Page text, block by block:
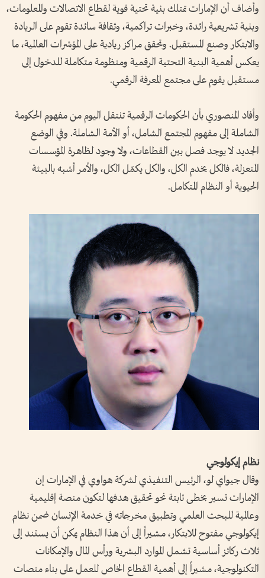
وأضاف أن الإمارات تمتلك بنية تحتية قوية لقطاع الاتصالات والمعلومات،
وبنية تشريعية رائدة، وخبرات تراكمية، وثقافة سائدة تقوم على الريادة
والابتكار وصنع المستقبل. وتحقق مراكز ريادية على المؤشرات العالمية، ما
يعكس أهمية البنية التحتية الرقمية ومنظومة متكاملة للدخول إلى
مستقبل يقوم على مجتمع المعرفة الرقمي.
وأفاد المنصوري بأن الحكومات الرقمية تنتقل اليوم من مفهوم الحكومة
الشاملة إلى مفهوم المجتمع الشامل، أو الأمة الشاملة. وفي الوضع
الجديد لا يوجد فصل بين القطاعات، ولا وجود لظاهرة المؤسسات
المنعزلة، فالكل يخدم الكل، والكل يكمّل الكل، والأمر أشبه بالبيئة
الحيوية أو النظام المتكامل.
نظام إيكولوجي
وقال جيواي لو، الرئيس التنفيذي لشركة هواوي في الإمارات إن
الإمارات تسير بخطى ثابتة نحو تحقيق هدفها لتكون منصة إقليمية
وعالمية للبحث العلمي وتطبيق مخرجاته في خدمة الإنسان ضمن نظام
إيكولوجي مفتوح للابتكار، مشيراً إلى أن هذا النظام يمكن أن يستند إلى
ثلاث ركائز أساسية تشمل الموارد البشرية ورأس المال والإمكانات
التكنولوجية، مشيراً إلى أهمية القطاع الخاص للعمل على بناء منصات